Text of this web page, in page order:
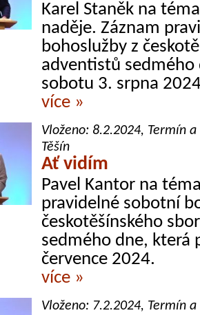
Karel Staněk na
naděje. Záznam
bohoslužby z
adventistů
sobotu 3. srpna
více »
Vloženo: 8.2.2024, Termín
Těšín
Ať vidím
Pavel Kantor na
pravidelné sobotní
českotěšínského
sedmého dne, která
července 2024.
více »
Vloženo: 7.2.2024, Termín